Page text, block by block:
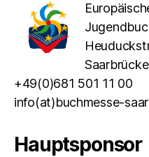
+49(0)681 501 11 00
info(at)buchmesse-
Hauptsponsor